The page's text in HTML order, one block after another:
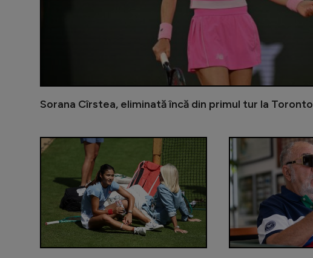
Sorana Cîrstea, eliminată încă din primul tur la Toronto